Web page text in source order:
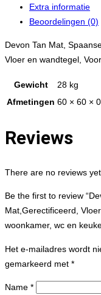
Extra informatie
Beoordelingen (0)
Devon Tan Mat,
Vloer en wandtegel,
Gewicht
28 kg
Afmetingen 60 × 60 ×
Reviews
There are no reviews yet.
Be the first to review
Mat,Gerectificeerd,
woonkamer, wc en
Het e-mailadres wordt
gemarkeerd met *
Name *